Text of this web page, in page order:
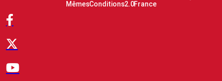
Mêmes Conditions 2.0 France